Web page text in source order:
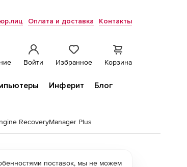
Оплата и доставка Контакты
Войти Избранное Корзина
Инферит
Блог
RecoveryManager Plus
поставок, мы не можем